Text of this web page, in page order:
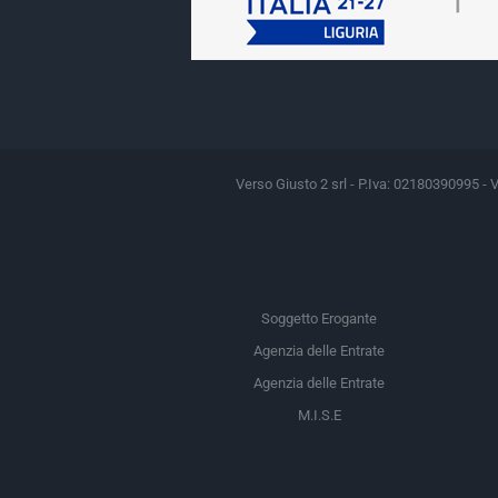
Verso Giusto 2 srl - P.Iva: 02180390995 -
Soggetto Erogante
Agenzia delle Entrate
Agenzia delle Entrate
M.I.S.E